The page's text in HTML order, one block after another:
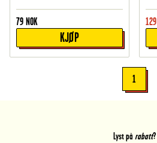
79 NOK
KJØP
129
1
Lyst på rabatt?